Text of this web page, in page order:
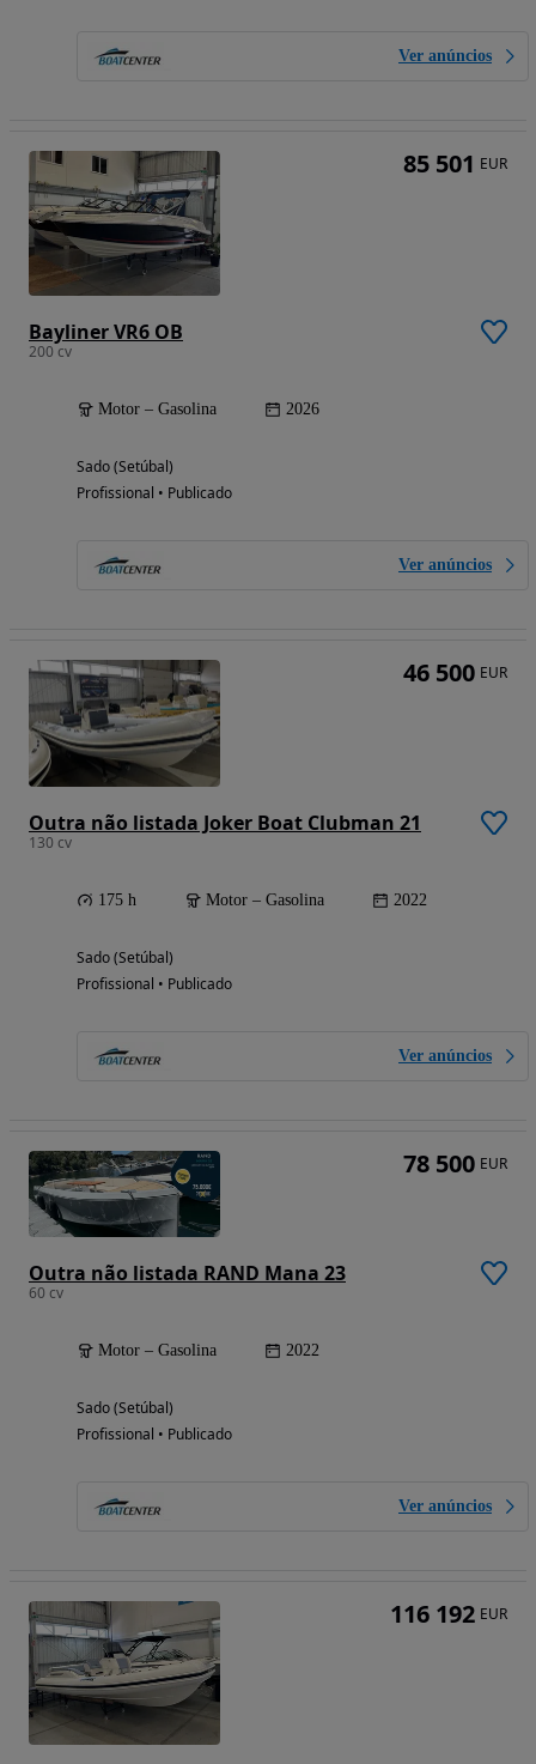
Ver anúncios
Bayliner VR6 OB
200 cv
Motor – Gasolina 2026
Sado (Setúbal)
Profissional • Publicado
Ver anúncios
85 501 EUR
Outra não listada Joker Boat Clubman 21
130 cv
175 h Motor – Gasolina 2022
Sado (Setúbal)
Profissional • Publicado
Ver anúncios
46 500 EUR
Outra não listada RAND Mana 23
60 cv
Motor – Gasolina 2022
Sado (Setúbal)
Profissional • Publicado
Ver anúncios
78 500 EUR
116 192 EUR